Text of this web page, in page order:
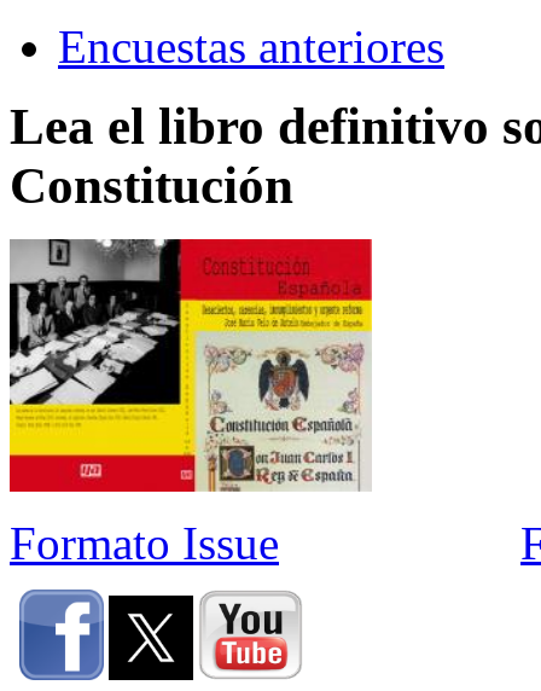
Encuestas anteriores
Lea el libro definitivo
Constitución
Formato Issue